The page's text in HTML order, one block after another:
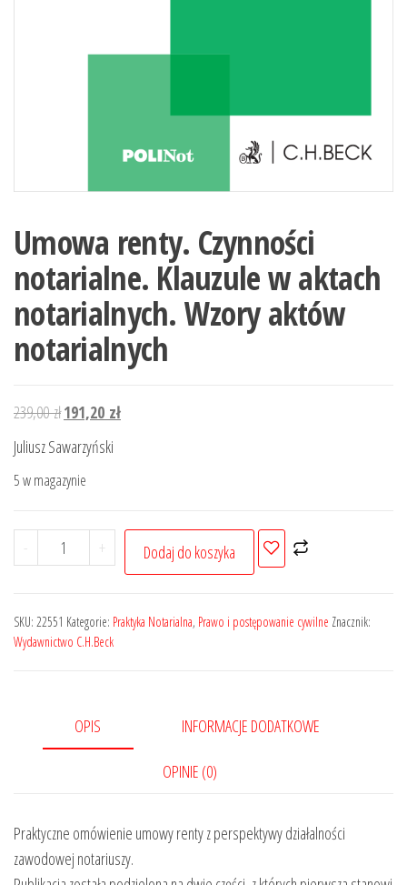
Umowa renty. Czynności
notarialne. Klauzule w aktach
notarialnych. Wzory aktów
notarialnych
239,00złPierwotna
wynosiła:
239,00 zł.
191,20 złAktualna
Juliusz Sawarzyński
5 w magazynie
-
ilość
Umowa
Czynności
notarialne.
aktach
notarialnych.
notarialnych
+ Dodaj do koszyka
SKU: 22551 Kategorie: Praktyka Notarialna, Prawo i postępowanie cywilne Znacznik:
Wydawnictwo C.H.Beck
OPIS INFORMACJE DODATKOWE
OPINIE (0)
Praktyczne omówienie umowy renty z perspektywy działalności
zawodowej notariuszy.